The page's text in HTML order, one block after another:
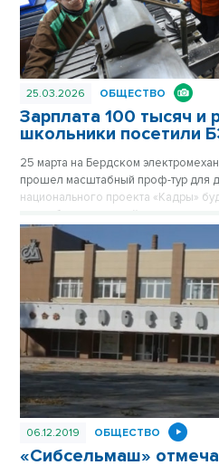
25.03.2026 ОБЩЕСТВО
Зарплата 100 тысяч и
школьники посетили
25 марта на Бердском
прошел масштабный проф-тур для
национального проекта «Кадры»
как работает крупнейшее
региона, обеспечивающее в том
высокоточными приборами уже 67
06.12.2019 ОБЩЕСТВО
«Сибсельмаш»